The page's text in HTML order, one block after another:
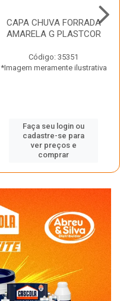
CAPA CHUVA FORRADA
AMARELA G PLASTCOR
Código: 35351
*Imagem meramente ilustrativa
Faça seu login ou
cadastre-se para
ver preços e
comprar